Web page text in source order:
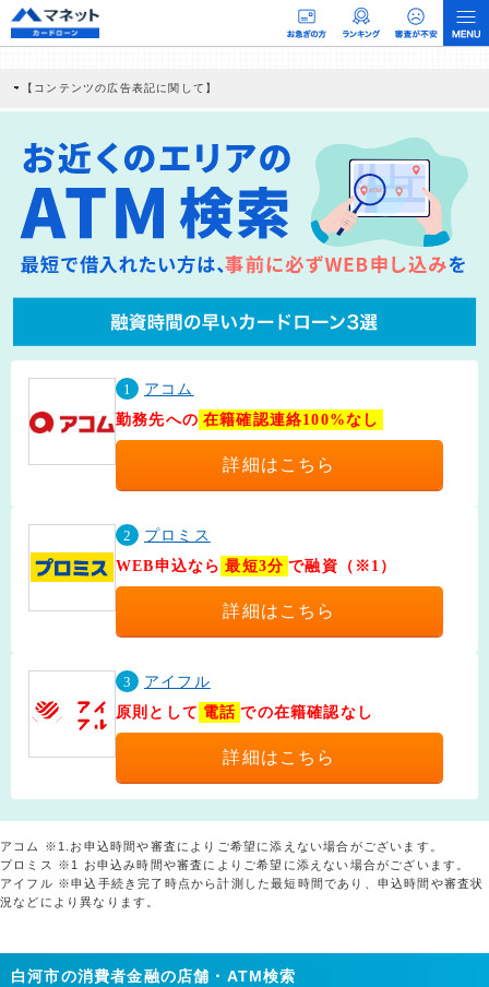
【コンテンツの広告表記に関して】
社に対して企業から紹介報酬が支払われるという収益モデルです。 ただし、特定の
商品を根拠なくPRするものではなく、当編集部の調査／ユーザーへの口コミ収集な
どに基づき、公平性を担保した情報提供を行っています。
>提携企業一覧
1
アコム
勤務先への 在籍確認連絡100%なし
詳細はこちら
2
プロミス
WEB申込なら 最短3分 で融資（※1）
詳細はこちら
3
アイフル
原則として 電話 での在籍確認なし
詳細はこちら
アコム ※1.お申込時間や審査によりご希望に添えない場合がございます。
プロミス ※1 お申込み時間や審査によりご希望に添えない場合がございます。
アイフル ※申込手続き完了時点から計測した最短時間であり、申込時間や審査状
況などにより異なります。
白河市の消費者金融の店舗・ATM検索